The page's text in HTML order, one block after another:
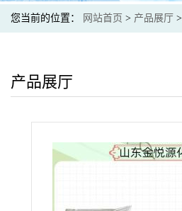
您当前的位置： 网站首页 > 产品展厅 >
产品展厅